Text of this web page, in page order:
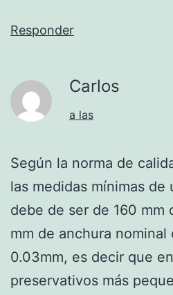
Responder
Carlos
a las
Según la norma de
las medidas mínimas de
debe de ser de 160 mm
mm de anchura
0.03mm, es decir que
preservativos más